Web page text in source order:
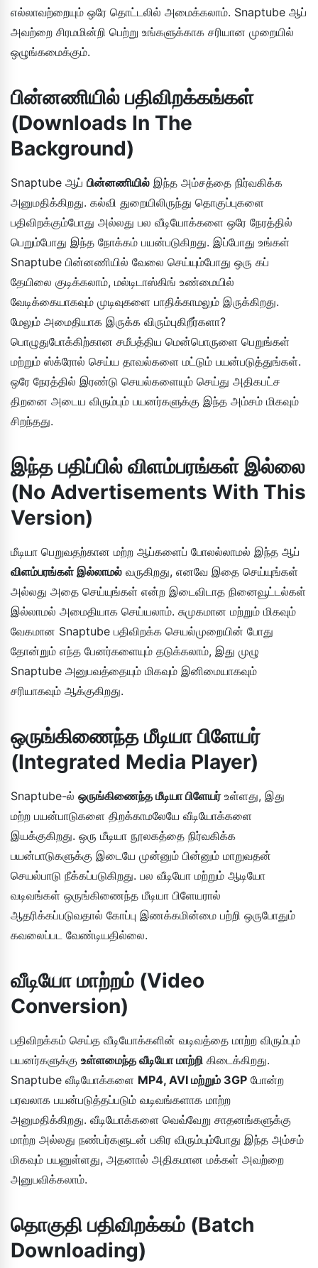
எல்லாவற்றையும் ஒரே தொட்டலில் அமைக்கலாம். Snaptube ஆப்
அவற்றை சிரமமின்றி பெற்று உங்களுக்காக சரியான முறையில்
ஒழுங்கமைக்கும்.
பின்னணியில் பதிவிறக்கங்கள்
(Downloads In The
Background)
Snaptube ஆப் பின்னணியில் இந்த அம்சத்தை நிர்வகிக்க
அனுமதிக்கிறது. கல்வி துறையிலிருந்து தொகுப்புகளை
பதிவிறக்கும்போது அல்லது பல வீடியோக்களை ஒரே நேரத்தில்
பெறும்போது இந்த நோக்கம் பயன்படுகிறது. இப்போது உங்கள்
Snaptube பின்னணியில் வேலை செய்யும்போது ஒரு கப்
தேயிலை குடிக்கலாம், மல்டிடாஸ்கிங் உண்மையில்
வேடிக்கையாகவும் முடிவுகளை பாதிக்காமலும் இருக்கிறது.
மேலும் அமைதியாக இருக்க விரும்புகிறீர்களா?
பொழுதுபோக்கிற்கான சமீபத்திய மென்பொருளை பெறுங்கள்
மற்றும் ஸ்க்ரோல் செய்ய தாவல்களை மட்டும் பயன்படுத்துங்கள்.
ஒரே நேரத்தில் இரண்டு செயல்களையும் செய்து அதிகபட்ச
திறனை அடைய விரும்பும் பயனர்களுக்கு இந்த அம்சம் மிகவும்
சிறந்தது.
இந்த பதிப்பில் விளம்பரங்கள் இல்லை
(No Advertisements With This
Version)
மீடியா பெறுவதற்கான மற்ற ஆப்களைப் போலல்லாமல் இந்த ஆப்
விளம்பரங்கள் இல்லாமல் வருகிறது, எனவே இதை செய்யுங்கள்
அல்லது அதை செய்யுங்கள் என்ற இடைவிடாத நினைவூட்டல்கள்
இல்லாமல் அமைதியாக செய்யலாம். சுமுகமான மற்றும் மிகவும்
வேகமான Snaptube பதிவிறக்க செயல்முறையின் போது
தோன்றும் எந்த பேனர்களையும் தடுக்கலாம், இது முழு
Snaptube அனுபவத்தையும் மிகவும் இனிமையாகவும்
சரியாகவும் ஆக்குகிறது.
ஒருங்கிணைந்த மீடியா பிளேயர்
(Integrated Media Player)
Snaptube-ல் ஒருங்கிணைந்த மீடியா பிளேயர்உள்ளது, இது
மற்ற பயன்பாடுகளை திறக்காமலேயே வீடியோக்களை
இயக்குகிறது. ஒரு மீடியா நூலகத்தை நிர்வகிக்க
பயன்பாடுகளுக்கு இடையே முன்னும் பின்னும் மாறுவதன்
செயல்பாடு நீக்கப்படுகிறது. பல வீடியோ மற்றும் ஆடியோ
வடிவங்கள் ஒருங்கிணைந்த மீடியா பிளேயரால்
ஆதரிக்கப்படுவதால் கோப்பு இணக்கமின்மை பற்றி ஒருபோதும்
கவலைப்பட வேண்டியதில்லை.
வீடியோ மாற்றம் (Video
Conversion)
பதிவிறக்கம் செய்த வீடியோக்களின் வடிவத்தை மாற்ற விரும்பும்
பயனர்களுக்கு உள்ளமைந்த வீடியோ மாற்றி கிடைக்கிறது.
Snaptube வீடியோக்களை MP4, AVI மற்றும் 3GP போன்ற
பரவலாக பயன்படுத்தப்படும் வடிவங்களாக மாற்ற
அனுமதிக்கிறது. வீடியோக்களை வெவ்வேறு சாதனங்களுக்கு
மாற்ற அல்லது நண்பர்களுடன் பகிர விரும்பும்போது இந்த அம்சம்
மிகவும் பயனுள்ளது, அதனால் அதிகமான மக்கள் அவற்றை
அனுபவிக்கலாம்.
தொகுதி பதிவிறக்கம் (Batch
Downloading)